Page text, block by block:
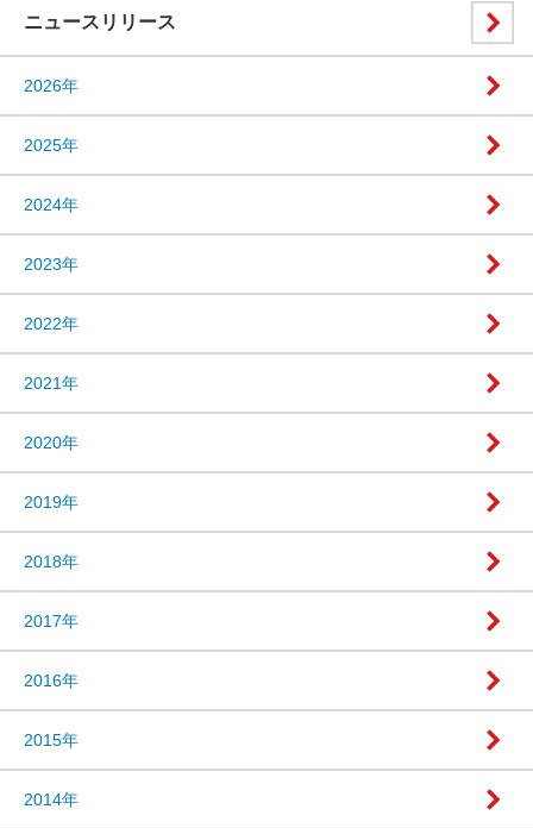
ニュースリリース
2026年
2025年
2024年
2023年
2022年
2021年
2020年
2019年
2018年
2017年
2016年
2015年
2014年